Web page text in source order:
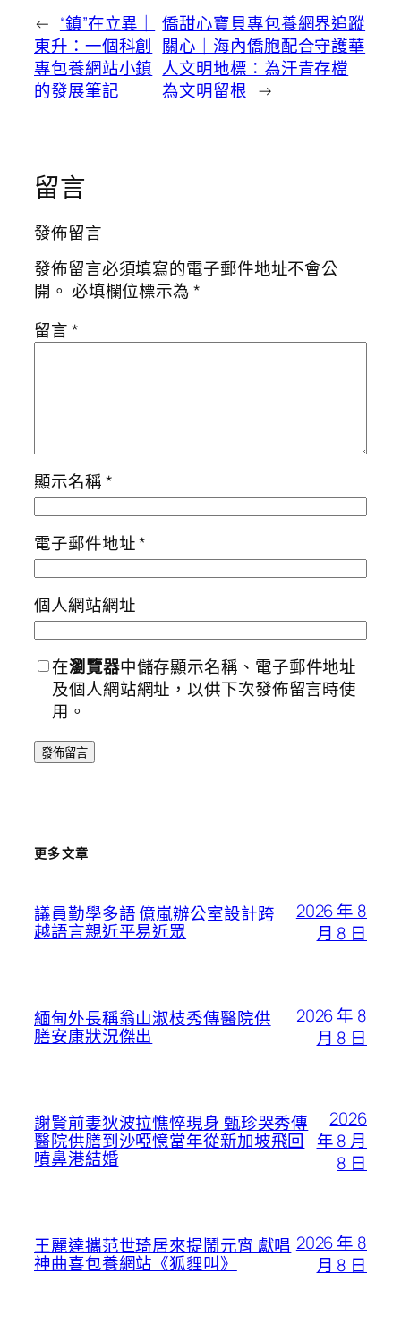
← “鎮”在立異｜
東升：一個科創
專包養網站小鎮
的發展筆記
僑甜心寶貝專包養網界追蹤
關心｜海內僑胞配合守護華
人文明地標：為汗青存檔
為文明留根 →
留言
發佈留言
發佈留言必須填寫的電子郵件地址不會公
開。 必填欄位標示為*
留言*
顯示名稱*
電子郵件地址*
個人網站網址
在瀏覽器中儲存顯示名稱、電子郵件地址
及個人網站網址，以供下次發佈留言時使
用。
更多文章
議員勤學多語 億嵐辦公室設計跨
越語言親近平易近眾
2026 年 8
月 8 日
緬甸外長稱翁山淑枝秀傳醫院供
膳安康狀況傑出
2026 年 8
月 8 日
謝賢前妻狄波拉憔悴現身 甄珍哭秀傳
醫院供膳到沙啞憶當年從新加坡飛回
噴鼻港結婚
2026
年 8 月
8 日
王麗達攜范世琦居來提鬧元宵 獻唱
神曲喜包養網站《狐貍叫》
2026 年 8
月 8 日